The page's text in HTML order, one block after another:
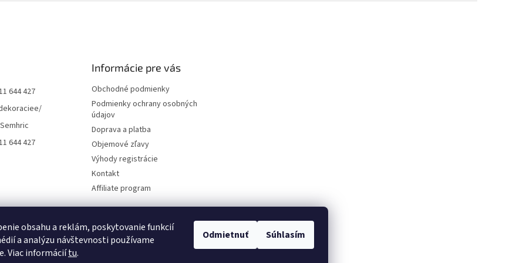
obsahu a reklám, poskytovanie funkcií
a analýzu návštevnosti používame
Viac informáciítu.
Odmietnuť Súhlasím
644 427
644 427
Informácie pre vás
Obchodné podmienky
Podmienky ochrany osobných
údajov
Doprava a platba
Objemové zľavy
Výhody registrácie
Kontakt
Affiliate program